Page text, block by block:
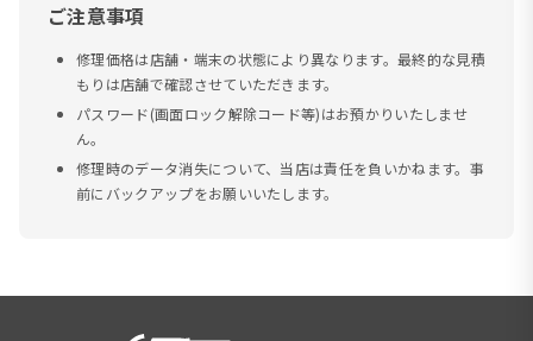
ご注意事項
修理価格は店舗・端末の状態により異なります。最終的な見積
もりは店舗で確認させていただきます。
パスワード(画面ロック解除コード等)はお預かりいたしませ
ん。
修理時のデータ消失について、当店は責任を負いかねます。事
前にバックアップをお願いいたします。